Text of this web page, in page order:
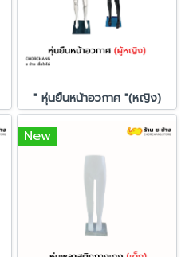
" หุ่นยืนหน้าอวกาศ "(หญิง)
New